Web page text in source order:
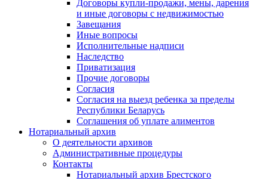
Договоры купли-продажи, мены, дарения
и иные договоры с недвижимостью
Завещания
Иные вопросы
Исполнительные надписи
Наследство
Приватизация
Прочие договоры
Согласия
Согласия на выезд ребенка за пределы
Республики Беларусь
Соглашения об уплате алиментов
Нотариальный архив
О деятельности архивов
Административные процедуры
Контакты
Нотариальный архив Брестского